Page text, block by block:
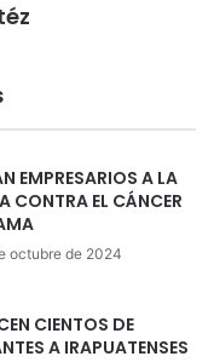
EMPRESARIOS A LA
CONTRA EL CÁNCER
octubre de 2024
CIENTOS DE
A IRAPUATENSES